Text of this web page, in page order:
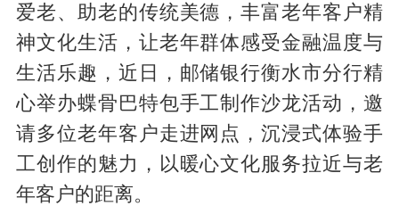
爱老、助老的传统美德，丰富老年客户精
神文化生活，让老年群体感受金融温度与
生活乐趣，近日，邮储银行衡水市分行精
心举办蝶骨巴特包手工制作沙龙活动，邀
请多位老年客户走进网点，沉浸式体验手
工创作的魅力，以暖心文化服务拉近与老
年客户的距离。